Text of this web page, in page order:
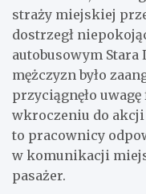
straży miejskiej
dostrzegł
autobusowym Stara
mężczyzn było
przyciągnęło
wkroczeniu do akcji
to pracownicy
w komunikacji
pasażer.